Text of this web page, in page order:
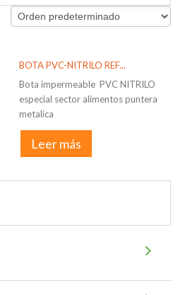
BOTA PVC-NITRILO REF...
Bota impermeable PVC NITRILO
especial sector alimentos puntera
metalica
Leer más